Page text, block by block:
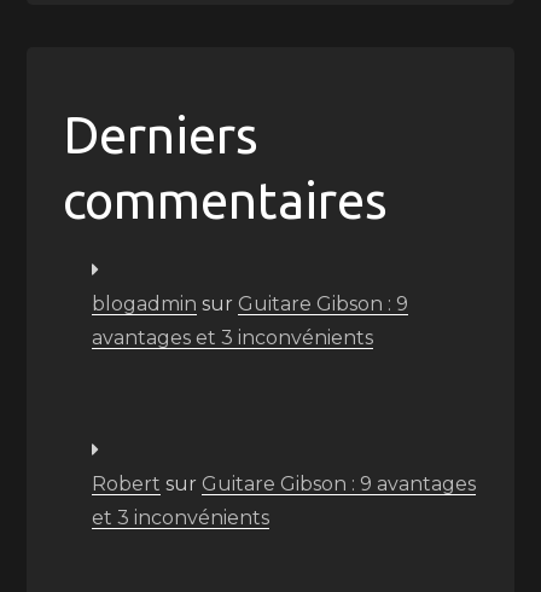
Derniers
commentaires
blogadmin sur Guitare Gibson : 9
avantages et 3 inconvénients
Robert sur Guitare Gibson : 9 avantages
et 3 inconvénients